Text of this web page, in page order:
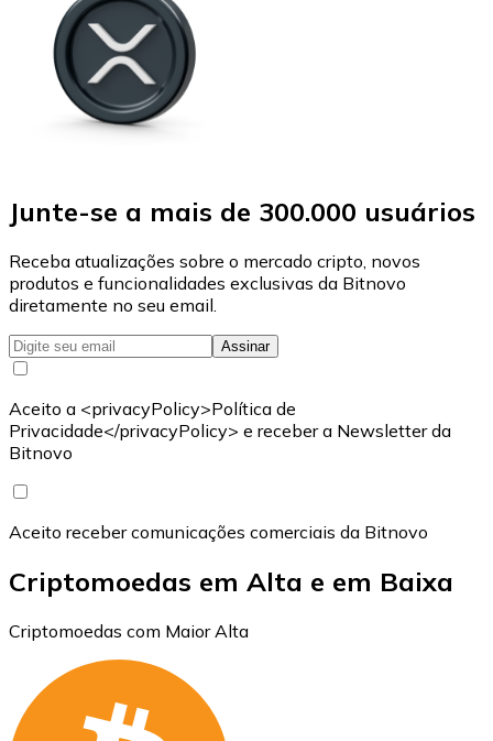
Junte-se a mais de 300.000 usuários
Receba atualizações sobre o mercado cripto, novos
produtos e funcionalidades exclusivas da Bitnovo
diretamente no seu email.
Assinar
Aceito a <privacyPolicy>Política de
Privacidade</privacyPolicy> e receber a Newsletter da
Bitnovo
Aceito receber comunicações comerciais da Bitnovo
Criptomoedas em Alta e em Baixa
Criptomoedas com Maior Alta